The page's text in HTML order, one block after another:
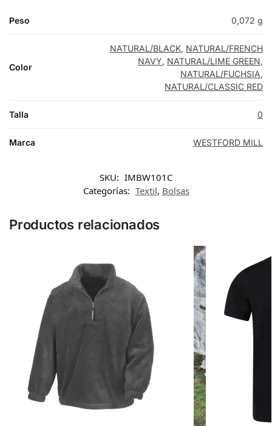
Peso 0,072 g
Color
NATURAL/BLACK, NATURAL/FRENCH
NAVY, NATURAL/LIME GREEN,
NATURAL/FUCHSIA,
NATURAL/CLASSIC RED
Talla 0
Marca WESTFORD MILL
SKU: IMBW101C
Categorías: Textil, Bolsas
Productos relacionados